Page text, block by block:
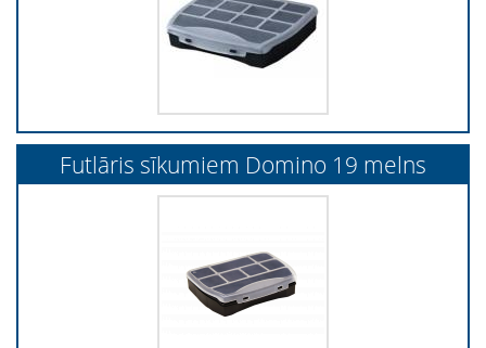
Futlāris sīkumiem Domino 19 melns